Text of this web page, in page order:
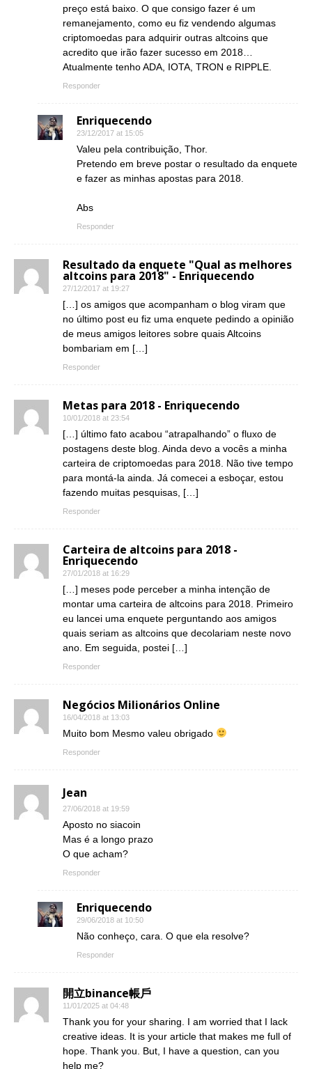
preço está baixo. O que consigo fazer é um
remanejamento, como eu fiz vendendo algumas
criptomoedas para adquirir outras altcoins que
acredito que irão fazer sucesso em 2018…
Atualmente tenho ADA, IOTA, TRON e RIPPLE.
Responder
Enriquecendo
23/12/2017 at 15:05
Valeu pela contribuição, Thor.
Pretendo em breve postar o resultado da enquete
e fazer as minhas apostas para 2018.
Abs
Responder
Resultado da enquete "Qual as melhores
altcoins para 2018" - Enriquecendo
27/12/2017 at 19:27
[…] os amigos que acompanham o blog viram que
no último post eu fiz uma enquete pedindo a opinião
de meus amigos leitores sobre quais Altcoins
bombariam em […]
Responder
Metas para 2018 - Enriquecendo
10/01/2018 at 23:54
[…] último fato acabou “atrapalhando” o fluxo de
postagens deste blog. Ainda devo a vocês a minha
carteira de criptomoedas para 2018. Não tive tempo
para montá-la ainda. Já comecei a esboçar, estou
fazendo muitas pesquisas, […]
Responder
Carteira de altcoins para 2018 -
Enriquecendo
27/01/2018 at 16:29
[…] meses pode perceber a minha intenção de
montar uma carteira de altcoins para 2018. Primeiro
eu lancei uma enquete perguntando aos amigos
quais seriam as altcoins que decolariam neste novo
ano. Em seguida, postei […]
Responder
Negócios Milionários Online
16/04/2018 at 13:03
Muito bom Mesmo valeu obrigado
Responder
Jean
27/06/2018 at 19:59
Aposto no siacoin
Mas é a longo prazo
O que acham?
Responder
Enriquecendo
29/06/2018 at 10:50
Não conheço, cara. O que ela resolve?
Responder
開立binance帳戶
11/01/2025 at 04:48
Thank you for your sharing. I am worried that I lack
creative ideas. It is your article that makes me full of
hope. Thank you. But, I have a question, can you
help me?